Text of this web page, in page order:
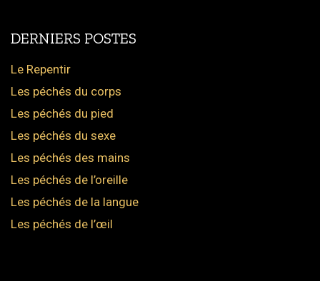
DERNIERS POSTES
Le Repentir
Les péchés du corps
Les péchés du pied
Les péchés du sexe
Les péchés des mains
Les péchés de l’oreille
Les péchés de la langue
Les péchés de l’œil